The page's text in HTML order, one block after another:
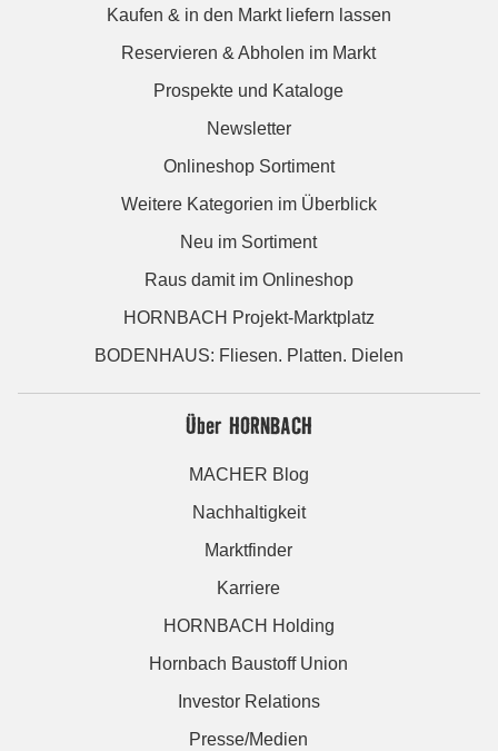
Kaufen & in den Markt liefern lassen
Reservieren & Abholen im Markt
Prospekte und Kataloge
Newsletter
Onlineshop Sortiment
Weitere Kategorien im Überblick
Neu im Sortiment
Raus damit im Onlineshop
HORNBACH Projekt-Marktplatz
BODENHAUS: Fliesen. Platten. Dielen
Über HORNBACH
MACHER Blog
Nachhaltigkeit
Marktfinder
Karriere
HORNBACH Holding
Hornbach Baustoff Union
Investor Relations
Presse/Medien